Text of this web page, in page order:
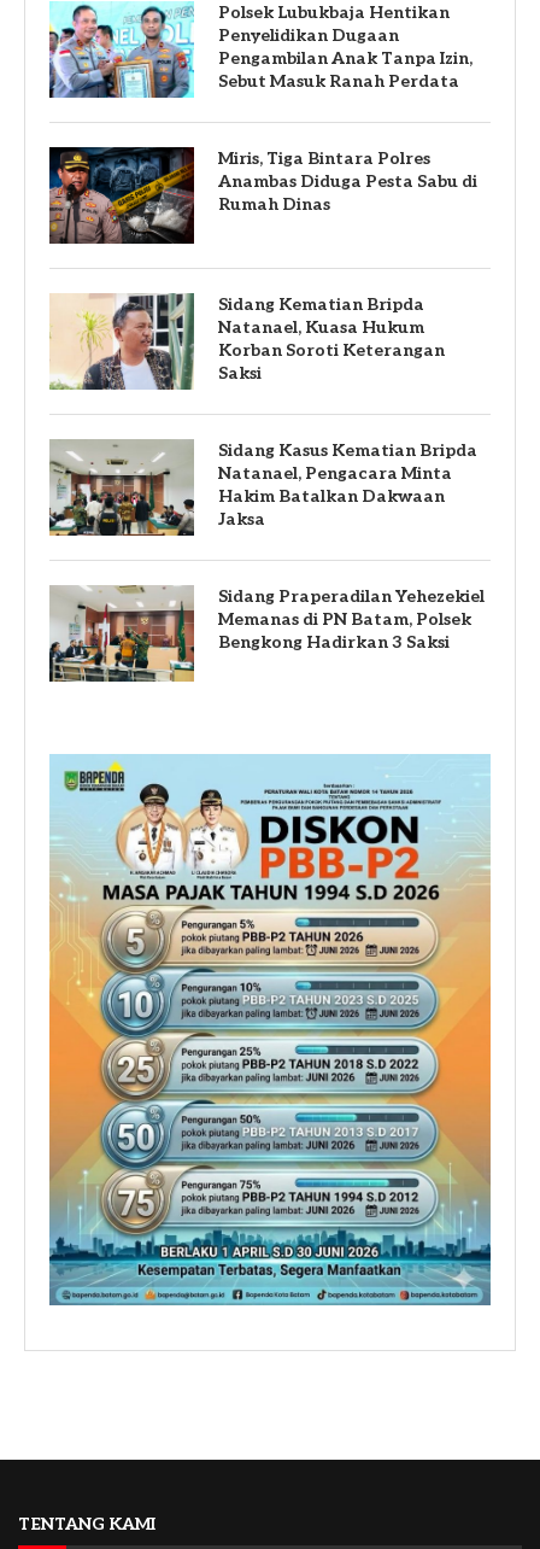
Polsek Lubukbaja Hentikan
Penyelidikan Dugaan
Pengambilan Anak Tanpa Izin,
Sebut Masuk Ranah Perdata
Miris, Tiga Bintara Polres
Anambas Diduga Pesta Sabu di
Rumah Dinas
Sidang Kematian Bripda
Natanael, Kuasa Hukum
Korban Soroti Keterangan
Saksi
Sidang Kasus Kematian Bripda
Natanael, Pengacara Minta
Hakim Batalkan Dakwaan
Jaksa
Sidang Praperadilan Yehezekiel
Memanas di PN Batam, Polsek
Bengkong Hadirkan 3 Saksi
TENTANG KAMI